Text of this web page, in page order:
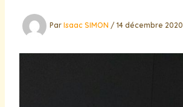
Par Isaac SIMON / 14 décembre 2020